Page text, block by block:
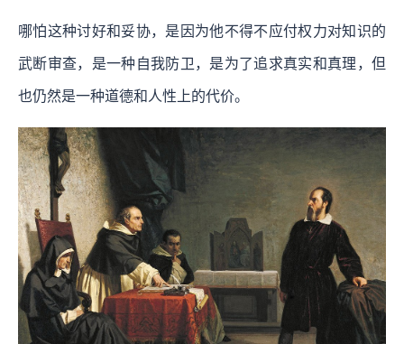
哪怕这种讨好和妥协，是因为他不得不应付权力对知识的
武断审查，是一种自我防卫，是为了追求真实和真理，但
也仍然是一种道德和人性上的代价。